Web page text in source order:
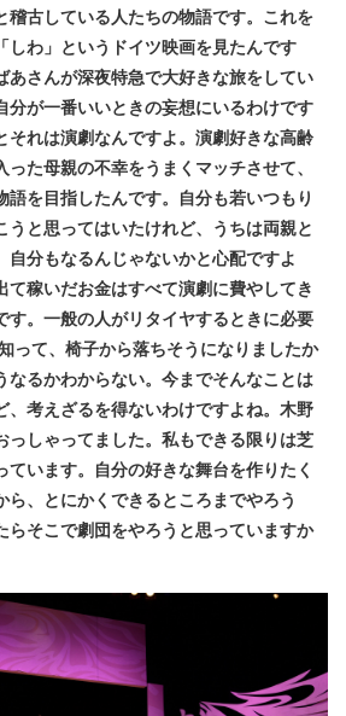
稽古している人たちの物語です。これを
しわ」というドイツ映画を見たんです
あさんが深夜特急で大好きな旅をしてい
分が一番いいときの妄想にいるわけです
それは演劇なんですよ。演劇好きな高齢
た母親の不幸をうまくマッチさせて、
語を目指したんです。自分も若いつもり
うと思ってはいたけれど、うちは両親と
自分もなるんじゃないかと心配ですよ
て稼いだお金はすべて演劇に費やしてき
す。一般の人がリタイヤするときに必要
って、椅子から落ちそうになりましたか
なるかわからない。今までそんなことは
、考えざるを得ないわけですよね。木野
っしゃってました。私もできる限りは芝
ています。自分の好きな舞台を作りたく
ら、とにかくできるところまでやろう
らそこで劇団をやろうと思っていますか